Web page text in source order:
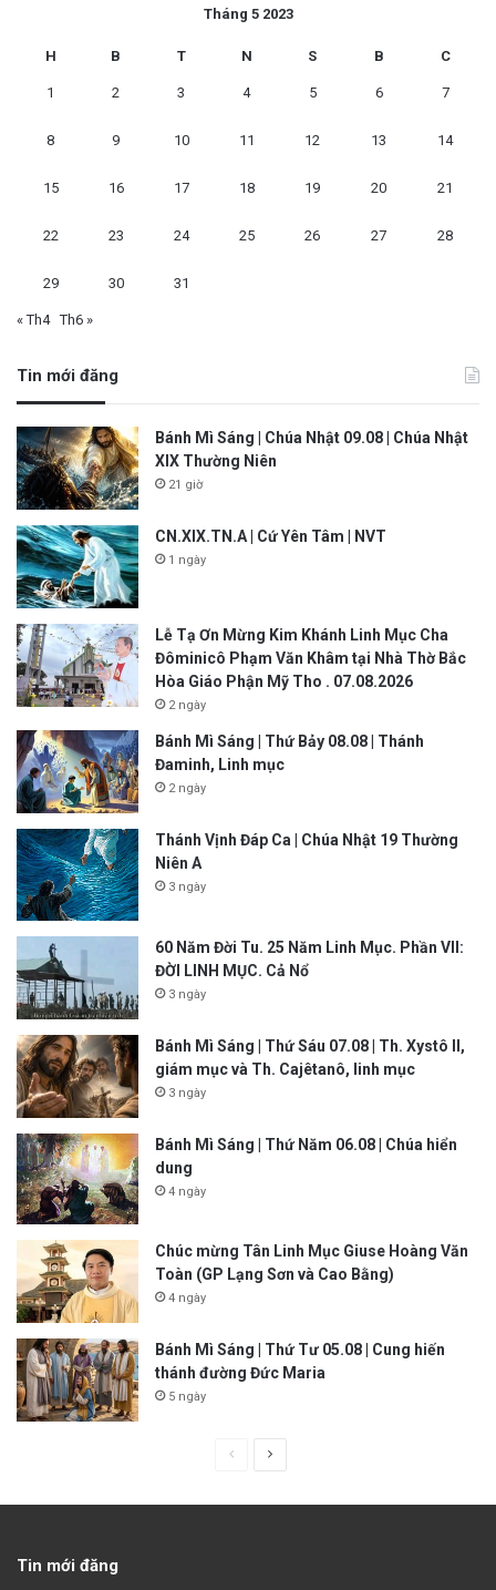
Tháng 5 2023
H B T N S B C
1 2 3 4 5 6 7
8 9 10 11 12 13 14
15 16 17 18 19 20 21
22 23 24 25 26 27 28
29 30 31
« Th4 Th6 »
Tin mới đăng
Bánh Mì Sáng | Chúa Nhật 09.08 | Chúa Nhật
XIX Thường Niên
21 giờ
CN.XIX.TN.A | Cứ Yên Tâm | NVT
1 ngày
Lễ Tạ Ơn Mừng Kim Khánh Linh Mục Cha
Đôminicô Phạm Văn Khâm tại Nhà Thờ Bắc
Hòa Giáo Phận Mỹ Tho . 07.08.2026
2 ngày
Bánh Mì Sáng | Thứ Bảy 08.08 | Thánh
Đaminh, Linh mục
2 ngày
Thánh Vịnh Đáp Ca | Chúa Nhật 19 Thường
Niên A
3 ngày
60 Năm Đời Tu. 25 Năm Linh Mục. Phần VII:
ĐỜI LINH MỤC. Cả Nổ
3 ngày
Bánh Mì Sáng | Thứ Sáu 07.08 | Th. Xystô II,
giám mục và Th. Cajêtanô, linh mục
3 ngày
Bánh Mì Sáng | Thứ Năm 06.08 | Chúa hiển
dung
4 ngày
Chúc mừng Tân Linh Mục Giuse Hoàng Văn
Toàn (GP Lạng Sơn và Cao Bằng)
4 ngày
Bánh Mì Sáng | Thứ Tư 05.08 | Cung hiến
thánh đường Đức Maria
5 ngày
Tin mới đăng